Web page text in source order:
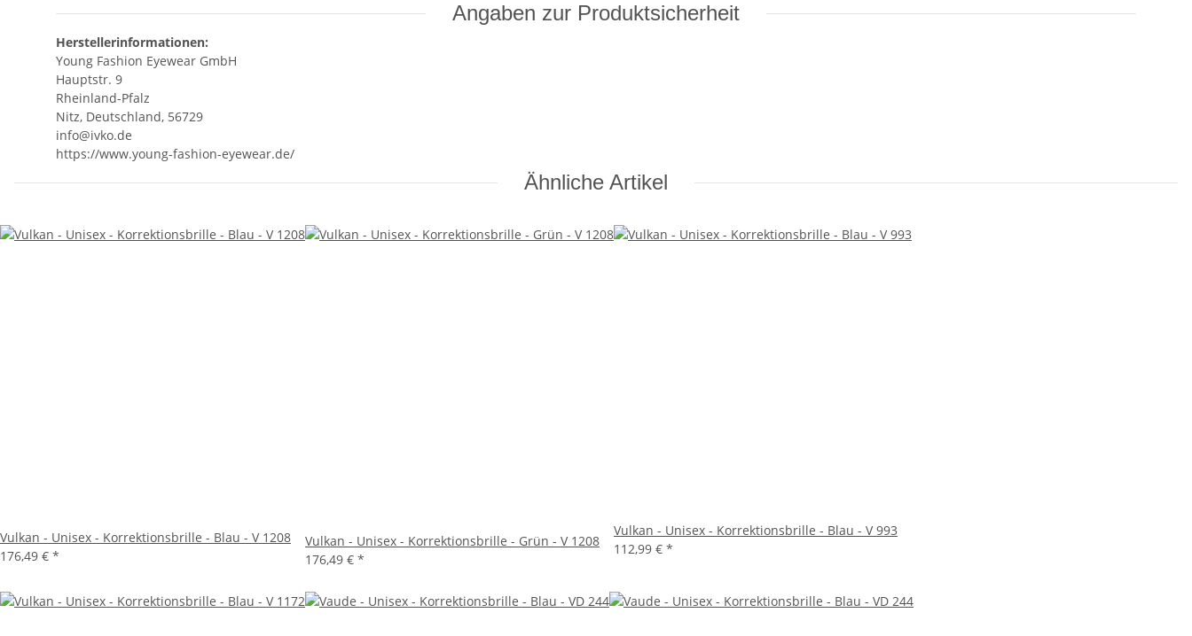
Angaben zur Produktsicherheit
Herstellerinformationen:
Young Fashion Eyewear GmbH
Hauptstr. 9
Rheinland-Pfalz
Nitz, Deutschland, 56729
info@ivko.de
https://www.young-fashion-eyewear.de/
Ähnliche Artikel
Vulkan - Unisex - Korrektionsbrille - Blau - V 1208
176,49 € *
Vulkan - Unisex - Korrektionsbrille - Grün - V 1208
176,49 € *
Vulkan - Unisex - Korrektionsbrille - Blau - V 993
112,99 € *